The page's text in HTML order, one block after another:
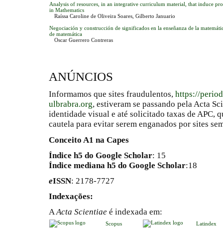
Analysis of resources, in an integrative curriculum material, that induce
in Mathematics
Raíssa Caroline de Oliveira Soares, Gilberto Januario
Negociación y construcción de significados en la enseñanza de la
de matemática
Oscar Guerrero Contreras
ANÚNCIOS
Informamos que sites fraudulentos, https://
ulbrabra.org, estiveram se passando pela Acta
identidade visual e até solicitado taxas de APC,
cautela para evitar serem enganados por sites
Conceito A1 na Capes
Índice h5 do Google Scholar: 15
Índice mediana h5 do Google Scholar:18
eISSN: 2178-7727
Indexações:
AActa Scientiae é indexada em:
Scopus Latindex